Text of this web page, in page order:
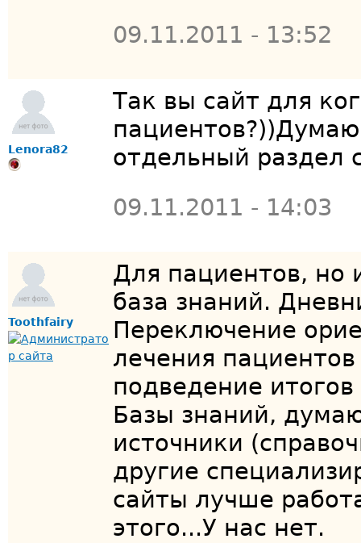
09.11.2011 - 13:52
Lenora82
Так вы сайт для
отдельный раздел
09.11.2011 - 14:03
Toothfairy
Для пациентов, но
база знаний.
Переключение
лечения
подведение
Базы знаний,
источники
другие
сайты лучше
этого...У нас нет.